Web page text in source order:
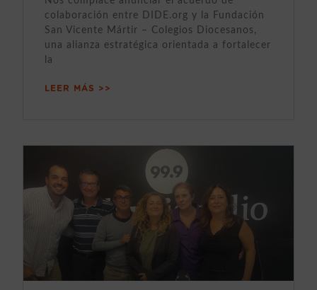
colaboración entre DIDE.org y la Fundación
San Vicente Mártir – Colegios Diocesanos,
una alianza estratégica orientada a fortalecer
la
LEER MÁS >>